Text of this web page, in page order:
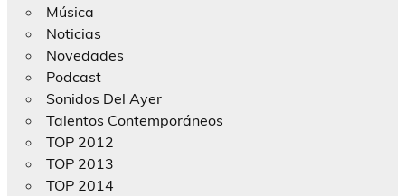
Música
Noticias
Novedades
Podcast
Sonidos Del Ayer
Talentos Contemporáneos
TOP 2012
TOP 2013
TOP 2014